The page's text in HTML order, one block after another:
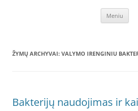
Meniu
ŽYMŲ ARCHYVAI: VALYMO IRENGINIU
Bakterijų naudojimas ir